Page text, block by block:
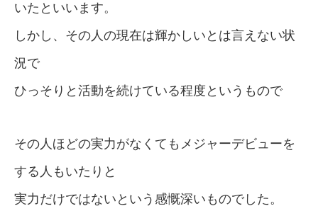
いたといいます。
しかし、その人の現在は輝かしいとは言えない状
況で
ひっそりと活動を続けている程度というもので
その人ほどの実力がなくてもメジャーデビューを
する人もいたりと
実力だけではないという感慨深いものでした。